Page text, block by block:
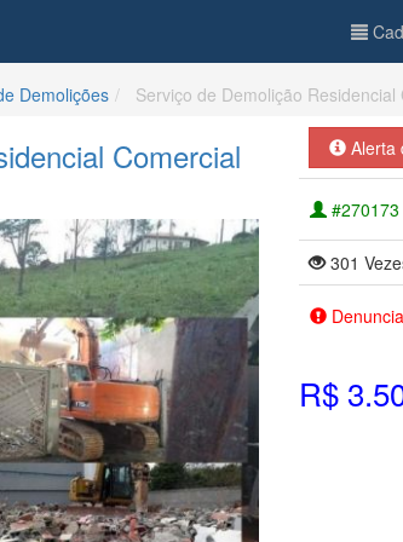
Demolições Serviço de Demolição
Comercial Alerta
#270173
301
R$